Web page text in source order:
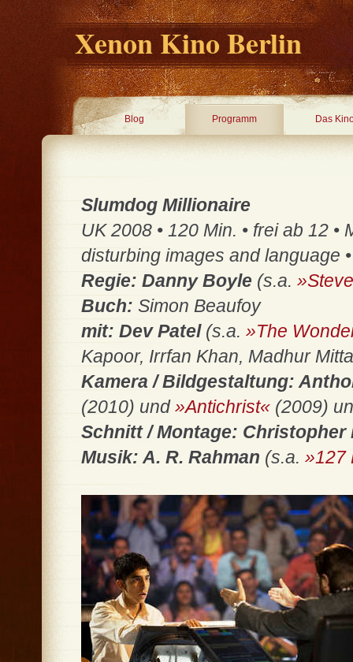
Xenon Kino Berlin
Blog Programm Das
Slumdog Millionaire
UK 2008 • 120 Min. • frei ab 12
disturbing images and language
Regie: Danny Boyle (s.a.
Buch: Simon Beaufoy
mit: Dev Patel (s.a. »The
Kapoor, Irrfan Khan, Madhur
Kamera / Bildgestaltung:
(2010) und»Antichrist« (2009)
Schnitt / Montage:
Musik: A. R. Rahman (s.a. »127